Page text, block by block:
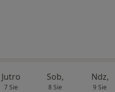
Jutro
7 Sie
Sob,
8 Sie
Ndz,
9 Sie